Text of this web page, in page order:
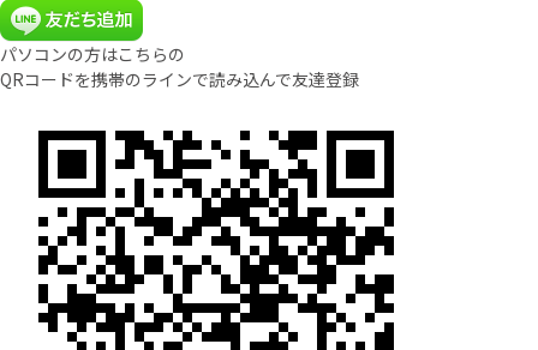
パソコンの方はこちらの
QRコードを携帯のラインで読み込んで友達登録